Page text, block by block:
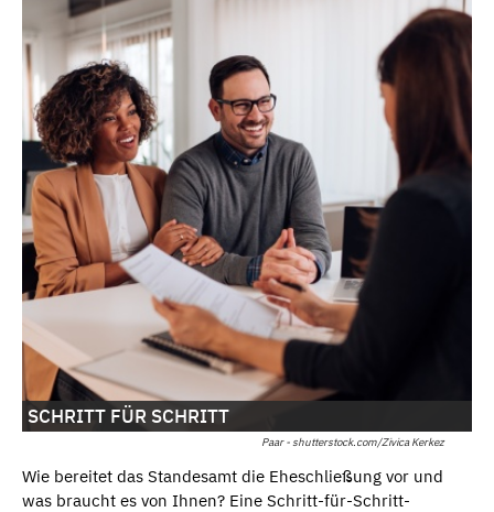
Paar - shutterstock.com/Zivica Kerkez
SCHRITT FÜR SCHRITT
Wie bereitet das Standesamt die Eheschließung vor und
was braucht es von Ihnen? Eine Schritt-für-Schritt-